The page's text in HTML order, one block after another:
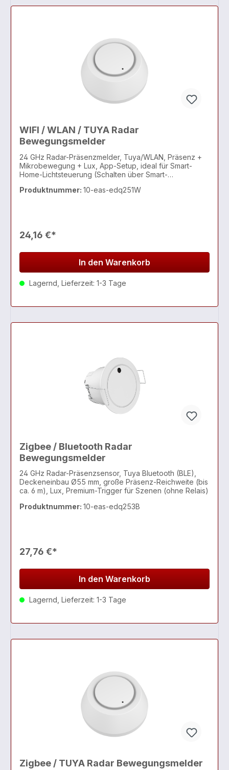
WIFI / WLAN / TUYA Radar
Bewegungsmelder
24 GHz Radar-Präsenzmelder, Tuya/WLAN, Präsenz +
Mikrobewegung + Lux, App-Setup, ideal für Smart-
Home-Lichtsteuerung (Schalten über Smart-
Produktnummer: 10-eas-edq251W
24,16 €*
In den Warenkorb
Lagernd, Lieferzeit: 1-3 Tage
Zigbee / Bluetooth Radar
Bewegungsmelder
24 GHz Radar-Präsenzsensor, Tuya Bluetooth (BLE),
Deckeneinbau Ø55 mm, große Präsenz-Reichweite (bis
ca. 6 m), Lux, Premium-Trigger für Szenen (ohne Relais)
Produktnummer: 10-eas-edq253B
27,76 €*
In den Warenkorb
Lagernd, Lieferzeit: 1-3 Tage
Zigbee / TUYA Radar Bewegungsmelder